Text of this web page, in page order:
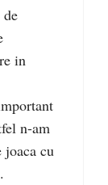
in
n-am
joaca cu